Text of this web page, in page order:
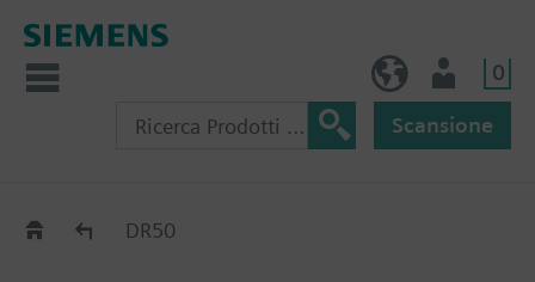
0
Scansione
Old2New
DR50